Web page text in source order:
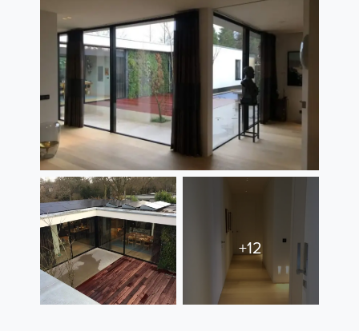
Duurzaamheid
Over ons
Vacatures
Contact
+12